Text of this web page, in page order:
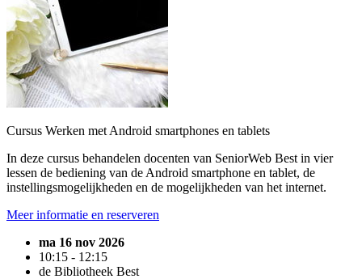
Cursus Werken met Android smartphones en tablets
In deze cursus behandelen docenten van SeniorWeb Best in vier
lessen de bediening van de Android smartphone en tablet, de
instellingsmogelijkheden en de mogelijkheden van het internet.
Meer informatie en reserveren
ma 16 nov 2026
10:15 - 12:15
de Bibliotheek Best